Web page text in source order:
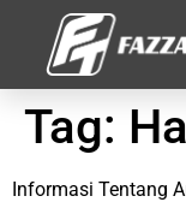
Tag:
Informasi Tentang